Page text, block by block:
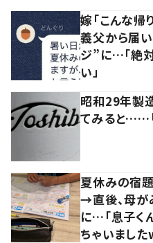
嫁「こんな帰
義父から届
ジ”に…「絶
い」
昭和29年製
てみると……「
夏休みの宿
→直後、母が
に…「息子く
ちゃいました